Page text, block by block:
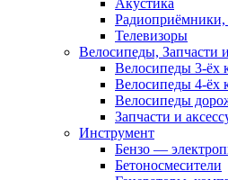
Радиоприёмники,
Телевизоры
Велосипеды, Запчасти
Велосипеды 3-ёх
Велосипеды 4-ёх
Велосипеды
Запчасти и
Инструмент
Бензо —
Бетоносмесители